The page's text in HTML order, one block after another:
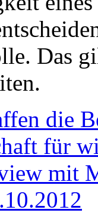
Das
die
für
mit